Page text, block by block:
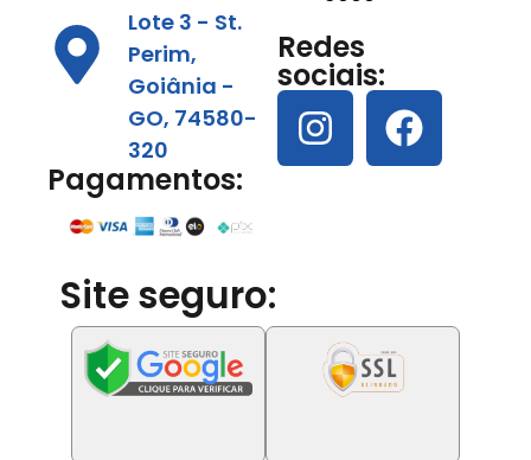
Lote 3 - St.
Perim,
Goiânia -
GO, 74580-
320
Pagamentos:
Redes
sociais:
Site seguro: